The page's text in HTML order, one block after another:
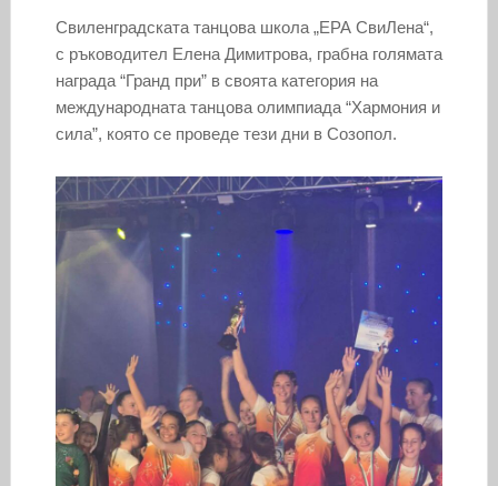
Свиленградската танцова школа „ЕРА СвиЛена“,
с ръководител Елена Димитрова, грабна голямата
награда “Гранд при” в своята категория на
международната танцова олимпиада “Хармония и
сила”, която се проведе тези дни в Созопол.